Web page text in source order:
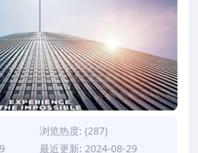
浏览热度: (287)
最近更新: 2024-08-29